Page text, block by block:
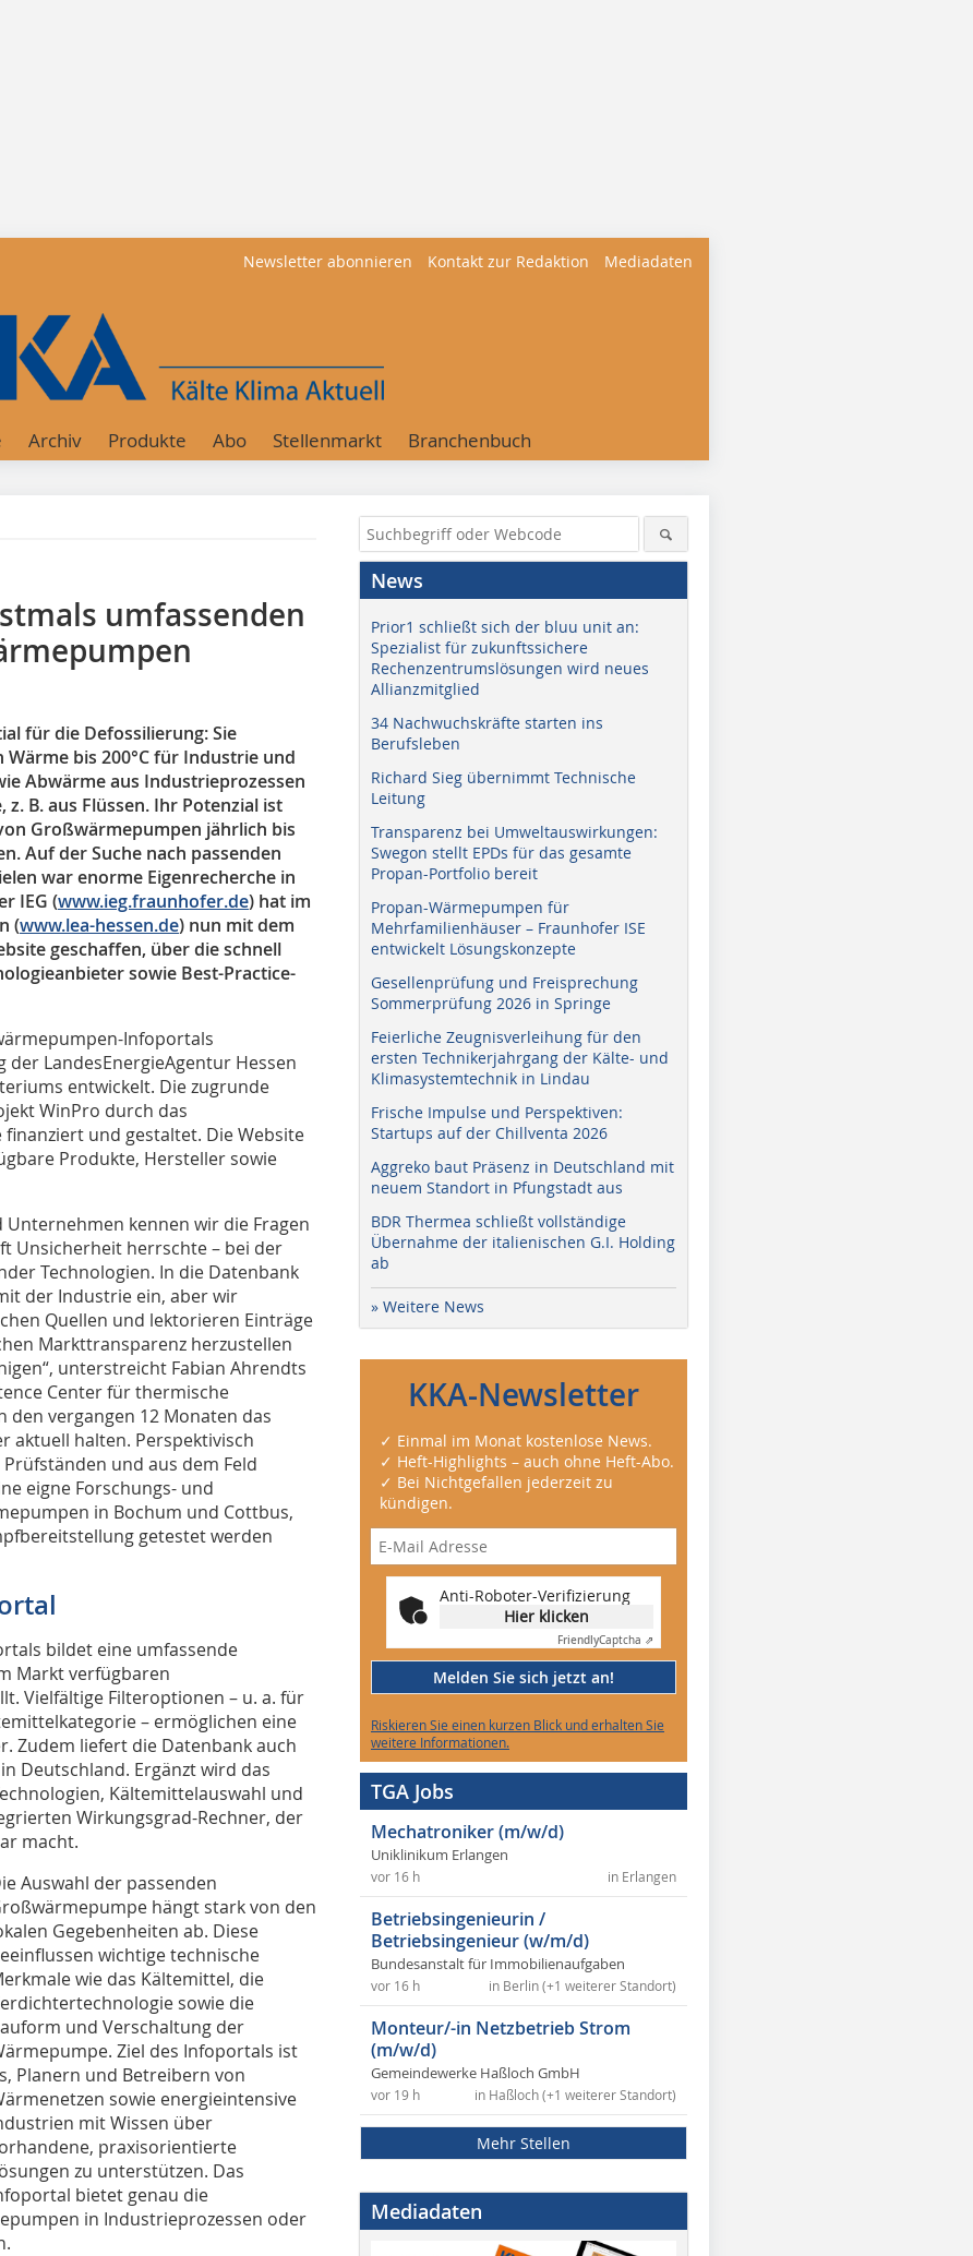
Newsletter abonnieren Kontakt zur Redaktion Mediadaten
Archiv Produkte Abo Stellenmarkt Branchenbuch
umfassenden
für die Defossilierung: Sie
bis 200°C für Industrie und
Abwärme aus Industrieprozessen
B. aus Flüssen. Ihr Potenzial ist
Großwärmepumpen jährlich bis
Auf der Suche nach passenden
war enorme Eigenrecherche in
IEG (www.ieg.fraunhofer.de) hat im
(www.lea-hessen.de) nun mit dem
geschaffen, über die schnell
sowie Best-Practice-
Infoportals
der LandesEnergieAgentur Hessen
entwickelt. Die zugrunde
WinPro durch das
und gestaltet. Die Website
Produkte, Hersteller sowie
kennen wir die Fragen
Unsicherheit herrschte – bei der
Technologien. In die Datenbank
der Industrie ein, aber wir
Quellen und lektorieren Einträge
Markttransparenz herzustellen
unterstreicht Fabian Ahrendts
Center für thermische
vergangen 12 Monaten das
aktuell halten. Perspektivisch
und aus dem Feld
eigne Forschungs- und
in Bochum und Cottbus,
getestet werden
bildet eine umfassende
Markt verfügbaren
Vielfältige Filteroptionen – u. a. für
– ermöglichen eine
Zudem liefert die Datenbank auch
Deutschland. Ergänzt wird das
Kältemittelauswahl und
Wirkungsgrad-Rechner, der
macht.
Auswahl der passenden
hängt stark von den
Gegebenheiten ab. Diese
wichtige technische
wie das Kältemittel, die
sowie die
und Verschaltung der
Ziel des Infoportals ist
Planern und Betreibern von
sowie energieintensive
mit Wissen über
praxisorientierte
zu unterstützen. Das
bietet genau die
in Industrieprozessen oder
News
Prior1 schließt sich der bluu unit an:
Spezialist für zukunftssichere
Rechenzentrumslösungen wird neues
Allianzmitglied
34 Nachwuchskräfte starten ins
Berufsleben
Richard Sieg übernimmt Technische
Leitung
Transparenz bei Umweltauswirkungen:
Swegon stellt EPDs für das gesamte
Propan-Portfolio bereit
Propan-Wärmepumpen für
Mehrfamilienhäuser – Fraunhofer ISE
entwickelt Lösungskonzepte
Gesellenprüfung und Freisprechung
Sommerprüfung 2026 in Springe
Feierliche Zeugnisverleihung für den
ersten Technikerjahrgang der Kälte- und
Klimasystemtechnik in Lindau
Frische Impulse und Perspektiven:
Startups auf der Chillventa 2026
Aggreko baut Präsenz in Deutschland mit
neuem Standort in Pfungstadt aus
BDR Thermea schließt vollständige
Übernahme der italienischen G.I. Holding
ab
» Weitere News
KKA-Newsletter
✓ Einmal im Monat kostenlose News.
✓ Heft-Highlights – auch ohne Heft-Abo.
✓ Bei Nichtgefallen jederzeit zu
kündigen.
Anti-Roboter-Verifizierung
Hier klicken
FriendlyCaptcha ⇗
Melden Sie sich jetzt an!
Riskieren Sie einen kurzen Blick und erhalten Sie
weitere Informationen.
TGA Jobs
Mechatroniker (m/w/d)
Uniklinikum Erlangen
in Erlangen
vor 16 h
Betriebsingenieurin /
Betriebsingenieur (w/m/d)
Bundesanstalt für Immobilienaufgaben
in Berlin (+1 weiterer Standort)
vor 16 h
Monteur/-in Netzbetrieb Strom
(m/w/d)
Gemeindewerke Haßloch GmbH
in Haßloch (+1 weiterer Standort)
vor 19 h
Mehr Stellen
Mediadaten